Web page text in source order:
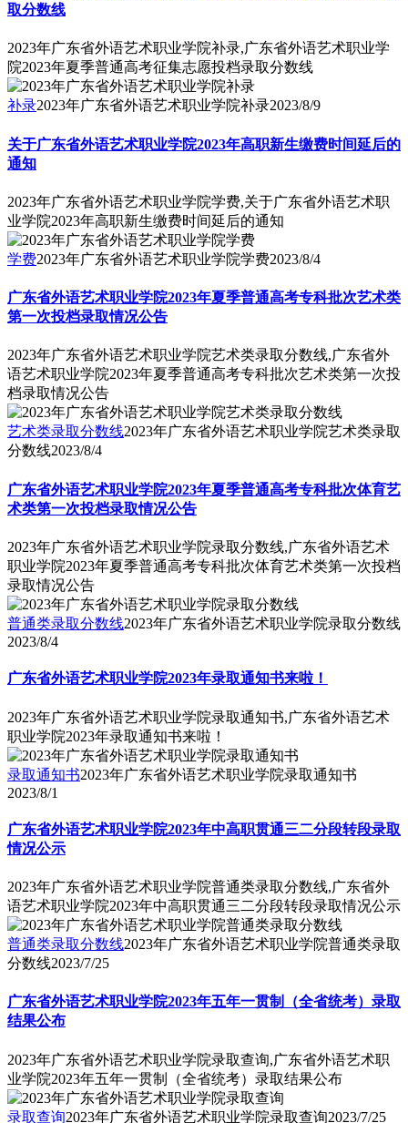
取分数线
2023年广东省外语艺术职业学院补录,广东省外语艺术职业学
院2023年夏季普通高考征集志愿投档录取分数线
补录2023年广东省外语艺术职业学院补录2023/8/9
关于广东省外语艺术职业学院2023年高职新生缴费时间延后的
通知
2023年广东省外语艺术职业学院学费,关于广东省外语艺术职
业学院2023年高职新生缴费时间延后的通知
学费2023年广东省外语艺术职业学院学费2023/8/4
广东省外语艺术职业学院2023年夏季普通高考专科批次艺术类
第一次投档录取情况公告
2023年广东省外语艺术职业学院艺术类录取分数线,广东省外
语艺术职业学院2023年夏季普通高考专科批次艺术类第一次投
档录取情况公告
艺术类录取分数线2023年广东省外语艺术职业学院艺术类录取
分数线2023/8/4
广东省外语艺术职业学院2023年夏季普通高考专科批次体育艺
术类第一次投档录取情况公告
2023年广东省外语艺术职业学院录取分数线,广东省外语艺术
职业学院2023年夏季普通高考专科批次体育艺术类第一次投档
录取情况公告
普通类录取分数线2023年广东省外语艺术职业学院录取分数线
2023/8/4
广东省外语艺术职业学院2023年录取通知书来啦！
2023年广东省外语艺术职业学院录取通知书,广东省外语艺术
职业学院2023年录取通知书来啦！
录取通知书2023年广东省外语艺术职业学院录取通知书
2023/8/1
广东省外语艺术职业学院2023年中高职贯通三二分段转段录取
情况公示
2023年广东省外语艺术职业学院普通类录取分数线,广东省外
语艺术职业学院2023年中高职贯通三二分段转段录取情况公示
普通类录取分数线2023年广东省外语艺术职业学院普通类录取
分数线2023/7/25
广东省外语艺术职业学院2023年五年一贯制（全省统考）录取
结果公布
2023年广东省外语艺术职业学院录取查询,广东省外语艺术职
业学院2023年五年一贯制（全省统考）录取结果公布
录取查询2023年广东省外语艺术职业学院录取查询2023/7/25